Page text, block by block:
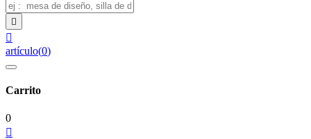


artículo(0)
Carrito
0
